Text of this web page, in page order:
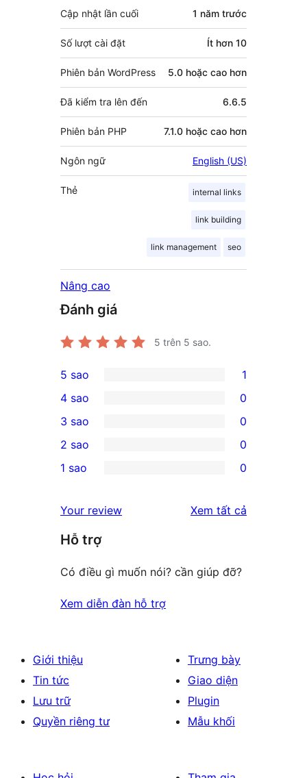
Cập nhật lần cuối 1 năm trước
Số lượt cài đặt Ít hơn 10
Phiên bản WordPress 5.0 hoặc cao hơn
Đã kiểm tra lên đến 6.6.5
Phiên bản PHP 7.1.0 hoặc cao hơn
Ngôn ngữ English (US)
Thẻ internal links
link building
link management seo
Nâng cao
Đánh giá
5 trên 5 sao.
1
5-
star
review
5 sao 1
4-
star
reviews
4 sao 0
0
3-
star
3 sao 0
2-
reviews
2 sao 0
star
reviews
1 sao 0
Your review Xem tất cả
Hỗ trợ
Có điều gì muốn nói? cần giúp đỡ?
Xem diễn đàn hỗ trợ
Giới thiệu
Tin tức
Lưu trữ
Quyền riêng tư
Trưng bày
Giao diện
Plugin
Mẫu khối